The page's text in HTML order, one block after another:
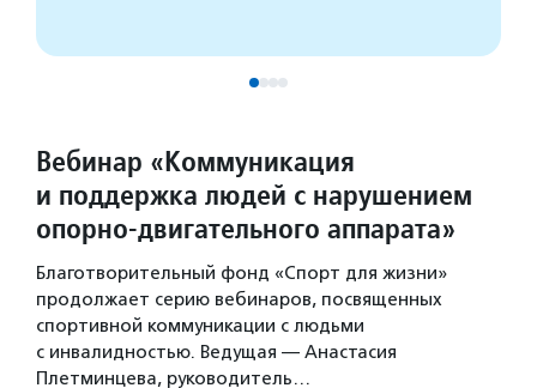
Вебинар «Коммуникация
и поддержка людей с нарушением
опорно-двигательного аппарата»
Благотворительный фонд «Спорт для жизни»
продолжает серию вебинаров, посвященных
спортивной коммуникации с людьми
с инвалидностью. Ведущая — Анастасия
Плетминцева, руководитель…